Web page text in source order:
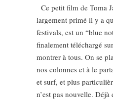
Ce petit film de Toma
largement primé il y a
festivals, est un “blue
finalement téléchargé
montrer à tous. On se
nos colonnes et à le
et surf, et plus
n’est pas nouvelle. Déjà